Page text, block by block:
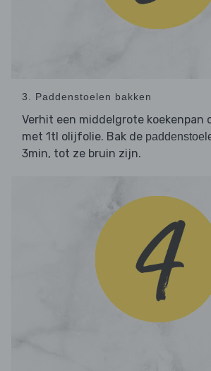
3. Paddenstoelen bakken
Verhit een middelgrote koekenpan
met 1tl olijfolie. Bak de
3min, tot ze bruin zijn.